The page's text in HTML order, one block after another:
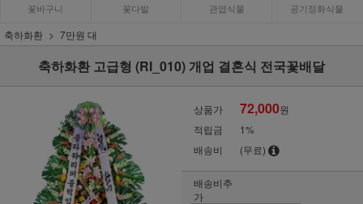
꽃바구니 꽃다발 관엽식물 공기정화식물
축하화환 7만원 대
축하화환 고급형 (RI_010) 개업 결혼식 전국꽃배달
상품가 72,000원
적립금
1%
배송비
(무료)
배송비추
가